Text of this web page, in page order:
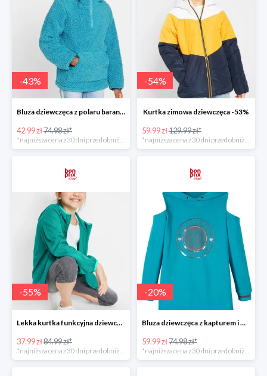
-43%
Bluza dziewczęca z polaru baranka z kapturem -42%
42.99 zł74.98 zł*
-54%
Kurtka zimowa dziewczęca -53%
59.99 zł129.99 zł*
-55%
Lekka kurtka funkcyjna dziewczęca -55%
37.99 zł84.99 zł*
-20%
Bluza dziewczęca z kapturem i wycięciami -20%
59.99 zł74.98 zł*